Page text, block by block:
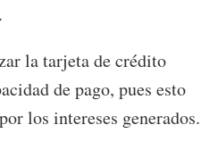
la tarjeta de crédito
de pago, pues esto
los intereses generados.